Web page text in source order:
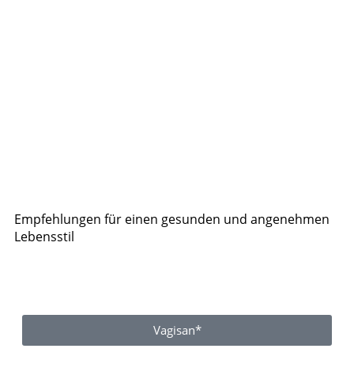
Empfehlungen für einen gesunden und angenehmen
Lebensstil
Vagisan*